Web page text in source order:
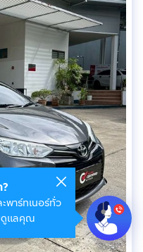
พาร์ทเนอร์ทั่ว
ดูแลคุณ